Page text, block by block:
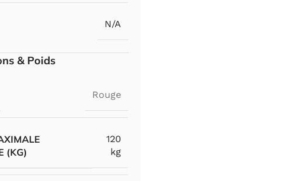
N/A
& Poids
Rouge
(KG)
120
kg